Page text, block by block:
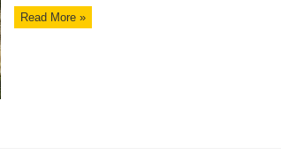
Read More »